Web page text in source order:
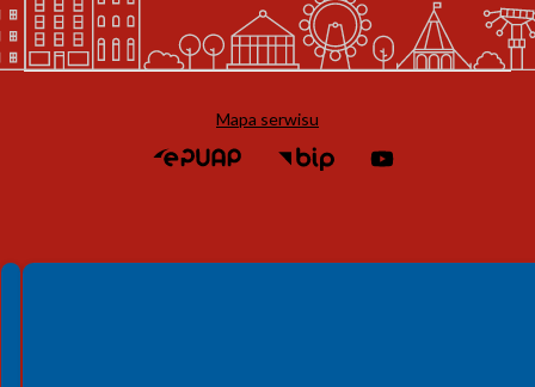
Mapa serwisu
Spełniamy standardy WCAG 2.2
Spełniamy standardy W3C